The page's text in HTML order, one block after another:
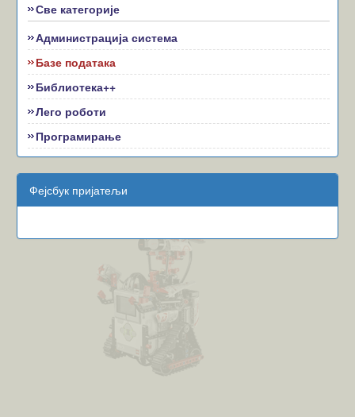
Све категорије
Администрација система
Базе података
Библиотека++
Лего роботи
Програмирање
Фејсбук пријатељи